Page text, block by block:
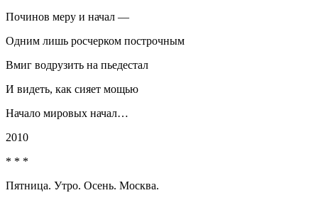
Починов меру и начал —
Одним лишь росчерком построчным
Вмиг водрузить на пьедестал
И видеть, как сияет мощью
Начало мировых начал…
2010
* * *
Пятница. Утро. Осень. Москва.